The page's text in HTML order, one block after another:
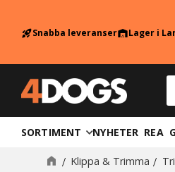
rocket_launchSnabba leveranserwarehouseLager i
SORTIMENT NYHETER REA
Klippa & Trimma